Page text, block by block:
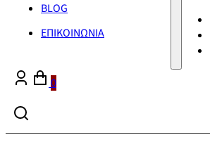
BLOG
ΕΠΙΚΟΙΝΩΝΙΑ
0